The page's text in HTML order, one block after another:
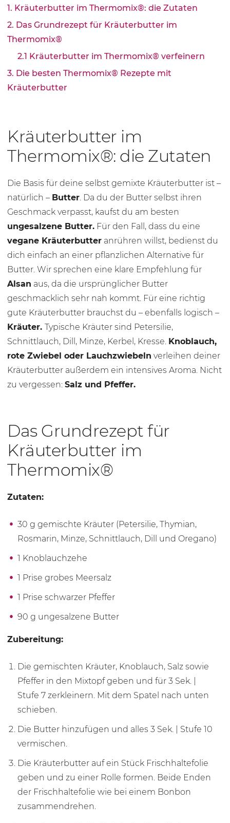
1. Kräuterbutter im Thermomix®: die Zutaten
2. Das Grundrezept für Kräuterbutter im
Thermomix®
2.1 Kräuterbutter im Thermomix® verfeinern
3. Die besten Thermomix® Rezepte mit
Kräuterbutter
Kräuterbutter im
Thermomix®: die Zutaten
Die Basis für deine selbst gemixte Kräuterbutter ist –
natürlich – Butter . Da du der Butter selbst ihren
Geschmack verpasst, kaufst du am besten
ungesalzene Butter. Für den Fall, dass du eine
vegane Kräuterbutter anrühren willst, bedienst du
dich einfach an einer pflanzlichen Alternative für
Butter. Wir sprechen eine klare Empfehlung für
Alsan aus, da die ursprünglicher Butter
geschmacklich sehr nah kommt. Für eine richtig
gute Kräuterbutter brauchst du – ebenfalls logisch –
Kräuter. Typische Kräuter sind Petersilie,
Schnittlauch, Dill, Minze, Kerbel, Kresse. Knoblauch,
rote Zwiebel oder Lauchzwiebeln verleihen deiner
Kräuterbutter außerdem ein intensives Aroma. Nicht
zu vergessen: Salz und Pfeffer.
Das Grundrezept für
Kräuterbutter im
Thermomix®
Zutaten:
30 g gemischte Kräuter (Petersilie, Thymian,
Rosmarin, Minze, Schnittlauch, Dill und Oregano)
1 Knoblauchzehe
1 Prise grobes Meersalz
1 Prise schwarzer Pfeffer
90 g ungesalzene Butter
Zubereitung:
Die gemischten Kräuter, Knoblauch, Salz sowie
Pfeffer in den Mixtopf geben und für 3 Sek.
Stufe 7 zerkleinern. Mit dem Spatel nach unten
schieben.
Die Butter hinzufügen und alles 3 Sek.
| Stufe 10
vermischen.
Die Kräuterbutter auf ein Stück Frischhaltefolie
geben und zu einer Rolle formen. Beide Enden
der Frischhaltefolie wie bei einem Bonbon
zusammendrehen.